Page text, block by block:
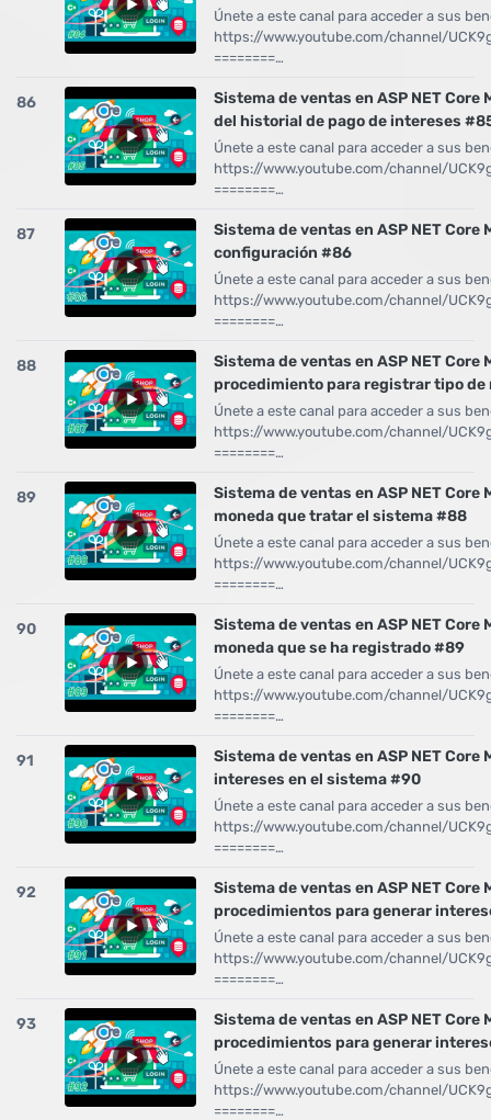
Únete a este canal para acceder a sus
https://www.youtube.com/channel/
========…
86
Sistema de ventas en ASP NET Core
del historial de pago de intereses
Únete a este canal para acceder a sus
https://www.youtube.com/channel/
========…
87
Sistema de ventas en ASP NET Core
configuración #86
Únete a este canal para acceder a sus
https://www.youtube.com/channel/
========…
88
Sistema de ventas en ASP NET Core
procedimiento para registrar tipo de
Únete a este canal para acceder a sus
https://www.youtube.com/channel/
========…
89
Sistema de ventas en ASP NET Core
moneda que tratar el sistema #88
Únete a este canal para acceder a sus
https://www.youtube.com/channel/
========…
90
Sistema de ventas en ASP NET Core
moneda que se ha registrado #89
Únete a este canal para acceder a sus
https://www.youtube.com/channel/
========…
91
Sistema de ventas en ASP NET Core
intereses en el sistema #90
Únete a este canal para acceder a sus
https://www.youtube.com/channel/
========…
92
Sistema de ventas en ASP NET Core
procedimientos para generar
Únete a este canal para acceder a sus
https://www.youtube.com/channel/
========…
93
Sistema de ventas en ASP NET Core
procedimientos para generar
Únete a este canal para acceder a sus
https://www.youtube.com/channel/
========…